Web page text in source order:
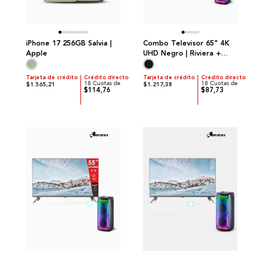
iPhone 17 256GB Salvia |
Apple
Tarjeta de crédito
$1.565,21
Crédito directo
18 Cuotas de
$114,76
Combo Televisor 65" 4K
UHD Negro | Riviera +
Parlante Recargable
Negro
Tarjeta de crédito
$1.217,38
Crédito directo
18 Cuotas de
$87,73